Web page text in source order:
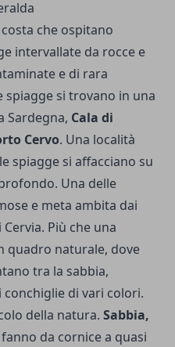
che ospitano
intervallate da rocce e
e di rara
spiagge si trovano in una
Sardegna, Cala di
Cervo. Una località
spiagge si affacciano su
Una delle
e meta ambita dai
Più che una
quadro naturale, dove
tra la sabbia,
di vari colori.
della natura. Sabbia,
fanno da cornice a quasi